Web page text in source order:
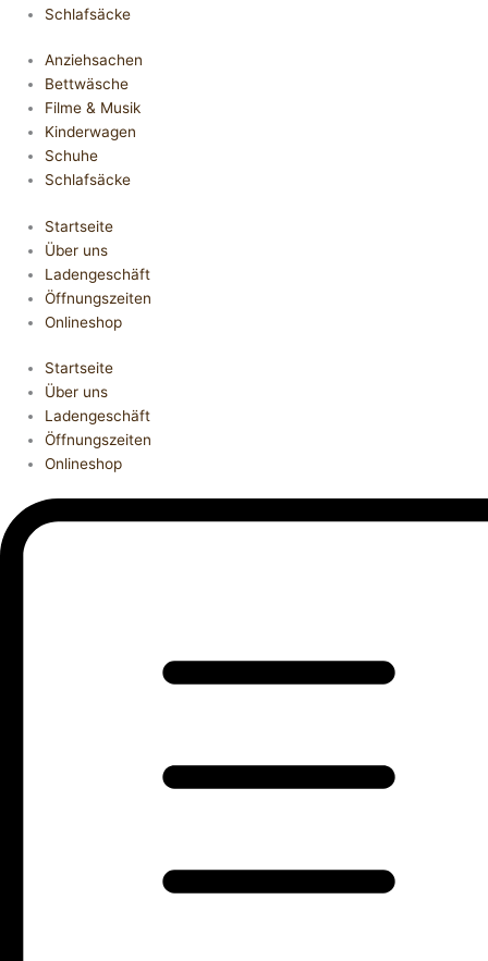
Schlafsäcke
Anziehsachen
Bettwäsche
Filme & Musik
Kinderwagen
Schuhe
Schlafsäcke
Startseite
Über uns
Ladengeschäft
Öffnungszeiten
Onlineshop
Startseite
Über uns
Ladengeschäft
Öffnungszeiten
Onlineshop